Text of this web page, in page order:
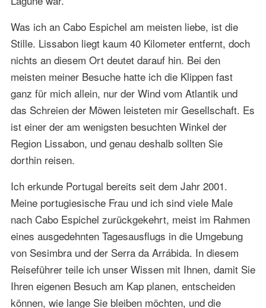
Was ich an Cabo Espichel am meisten liebe, ist die
Stille. Lissabon liegt kaum 40 Kilometer entfernt, doch
nichts an diesem Ort deutet darauf hin. Bei den
meisten meiner Besuche hatte ich die Klippen fast
ganz für mich allein, nur der Wind vom Atlantik und
das Schreien der Möwen leisteten mir Gesellschaft. Es
ist einer der am wenigsten besuchten Winkel der
Region Lissabon, und genau deshalb sollten Sie
dorthin reisen.
Ich erkunde Portugal bereits seit dem Jahr 2001.
Meine portugiesische Frau und ich sind viele Male
nach Cabo Espichel zurückgekehrt, meist im Rahmen
eines ausgedehnten Tagesausflugs in die Umgebung
von Sesimbra und der Serra da Arrábida. In diesem
Reiseführer teile ich unser Wissen mit Ihnen, damit Sie
Ihren eigenen Besuch am Kap planen, entscheiden
können, wie lange Sie bleiben möchten, und die